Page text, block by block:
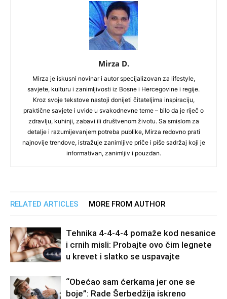
Mirza D.
Mirza je iskusni novinar i autor specijalizovan za lifestyle,
savjete, kulturu i zanimljivosti iz Bosne i Hercegovine i regije.
Kroz svoje tekstove nastoji donijeti čitateljima inspiraciju,
praktične savjete i uvide u svakodnevne teme – bilo da je riječ o
zdravlju, kuhinji, zabavi ili društvenom životu. Sa smislom za
detalje i razumijevanjem potreba publike, Mirza redovno prati
najnovije trendove, istražuje zanimljive priče i piše sadržaj koji je
informativan, zanimljiv i pouzdan.
RELATED ARTICLES MORE FROM AUTHOR
Tehnika 4-4-4-4 pomaže kod nesanice
i crnih misli: Probajte ovo čim legnete
u krevet i slatko se uspavajte
“Obećao sam ćerkama jer one se
boje”: Rade Šerbedžija iskreno